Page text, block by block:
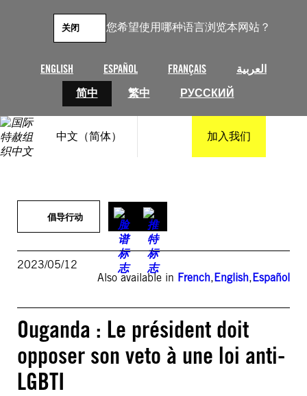
您希望使用哪种语言浏览本网站？
ENGLISH ESPAÑOL FRANÇAIS
العربية
简中
繁中 РУССКИЙ
关闭
中文（简体） 加入我们
倡导行动
2023/05/12
Also available in French,English,Español
Ouganda : Le président doit
opposer son veto à une loi anti-
LGBTI